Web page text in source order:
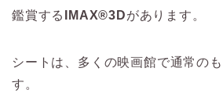
鑑賞する IMAX®3Dがあります。
シートは、多くの映画館で通常の
す。